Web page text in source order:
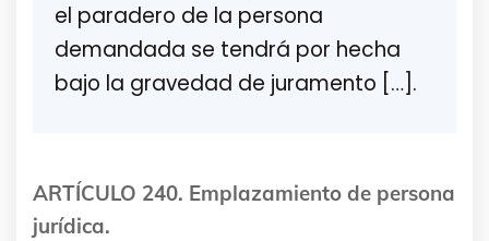
el paradero de la persona
demandada se tendrá por hecha
bajo la gravedad de juramento […].
ARTÍCULO 240. Emplazamiento de persona
jurídica.